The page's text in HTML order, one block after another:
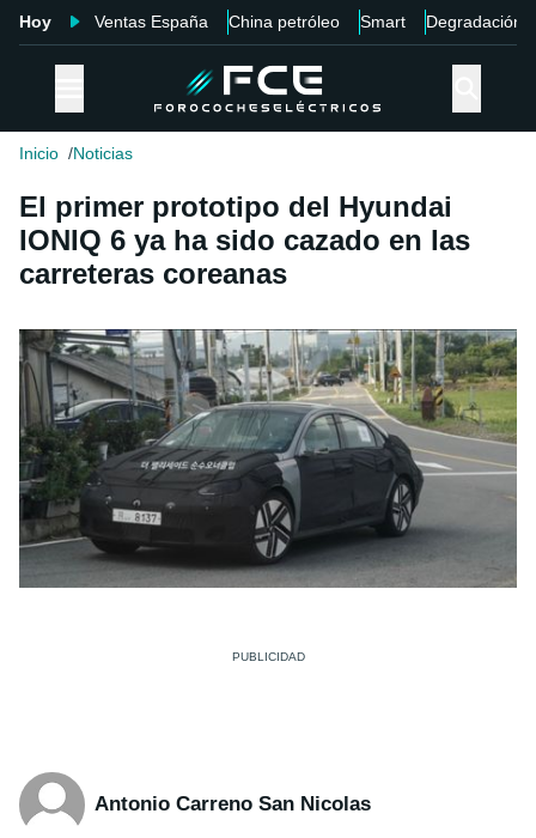
Hoy Ventas España China petróleo Smart Degradación
Inicio Noticias
El primer prototipo del Hyundai
IONIQ 6 ya ha sido cazado en las
carreteras coreanas
Antonio Carreno San Nicolas